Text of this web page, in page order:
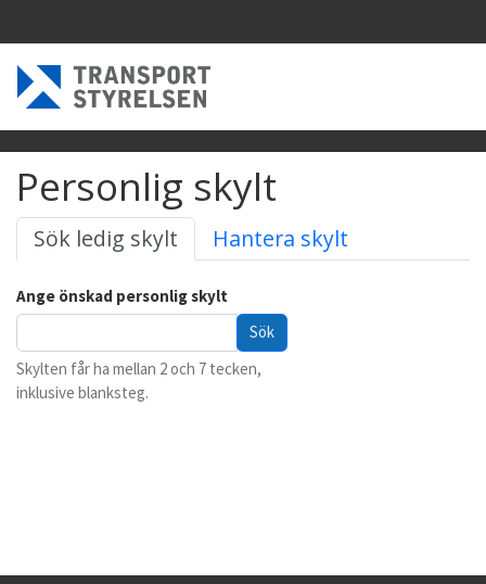
Personlig skylt
Sök ledig skylt Hantera skylt
Ange önskad personlig skylt
Skylten får ha mellan 2 och 7 tecken,
inklusive blanksteg.